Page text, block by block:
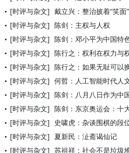
[时评与杂文] 戴立兴：整治披着“笑面
[时评与杂文] 陈剑：主权与人权
[时评与杂文] 陈剑：邓小平为中国特色社会主
[时评与杂文] 陈行之：权利在权力与
[时评与杂文] 陈行之：如果无耻可以换取利益
[时评与杂文] 何哲：人工智能时代人
[时评与杂文] 陈剑：八月八日作为中
[时评与杂文] 陈剑：东京奥运会：十
[时评与杂文]
史啸虎：杂谈围棋的段
[时评与杂文] 夏新民：沚斋谒仙记
[时评与杂文] 苏祖祥：社会不是垃圾